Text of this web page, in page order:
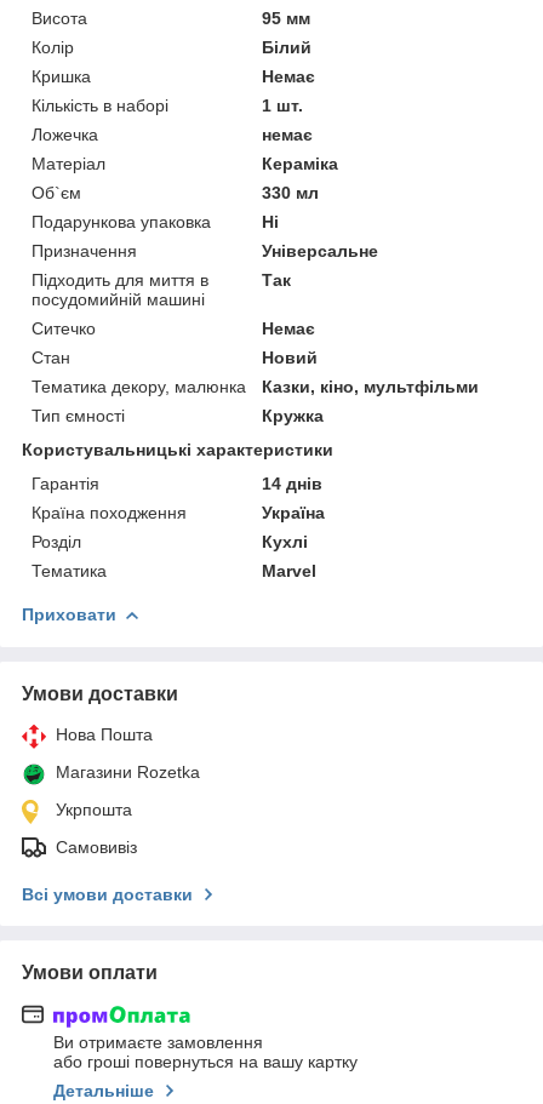
Висота
95 мм
Колір
Білий
Кришка
Немає
Кількість в наборі
1 шт.
Ложечка
немає
Матеріал
Кераміка
Об`єм
330 мл
Подарункова упаковка
Ні
Призначення
Універсальне
Підходить для миття в
посудомийній машині
Так
Ситечко
Немає
Стан
Новий
Тематика декору, малюнка
Казки, кіно, мультфільми
Тип ємності
Кружка
Користувальницькі характеристики
Гарантія
14 днів
Країна походження
Україна
Розділ
Кухлі
Тематика
Marvel
Приховати
Умови доставки
Нова Пошта
Магазини Rozetka
Укрпошта
Самовивіз
Всі умови доставки
Умови оплати
Ви отримаєте замовлення
або гроші повернуться на вашу картку
Детальніше